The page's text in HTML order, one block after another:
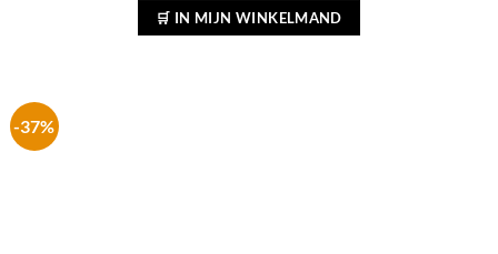
prijs
was:
prijs
is:
🛒 IN MIJN WINKELMAND
-37%